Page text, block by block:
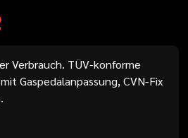
Verbrauch. TÜV-konforme
Gaspedalanpassung, CVN-Fix